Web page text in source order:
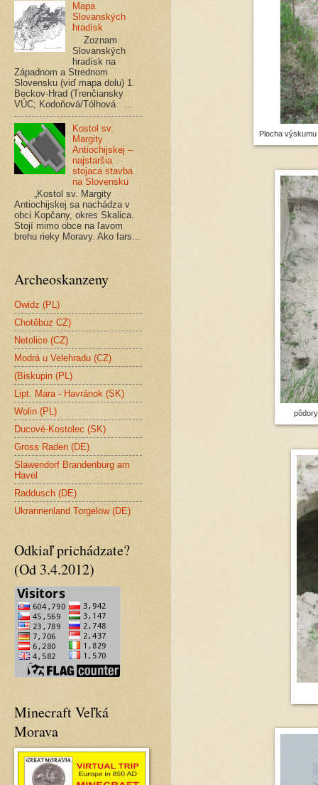
Plocha
Mapa
Slovanských
hradísk
Zoznam
Slovanských
hradísk na
Západnom a Strednom
Slovensku (viď mapa dolu) 1.
Beckov-Hrad (Trenčiansky
VÚC; Kodoňová/Tólhová ...
Kostol sv.
Margity
Antiochijskej –
najstaršia
stojaca stavba
na Slovensku
„Kostol sv. Margity
Antiochijskej sa nachádza v
obci Kopčany, okres Skalica.
Stojí mimo obce na ľavom
brehu rieky Moravy. Ako fars...
Archeoskanzeny
Owidz (PL)
Chotěbuz CZ)
Netolice (CZ)
Modrá u Velehradu (CZ)
(Biskupin (PL)
Lipt. Mara - Havránok (SK)
Wolin (PL)
Ducové-Kostolec (SK)
Gross Raden (DE)
Slawendorf Brandenburg am
Havel
Raddusch (DE)
Ukrannenland Torgelow (DE)
Odkiaľ prichádzate?
(Od 3.4.2012)
Minecraft Veľká
Morava